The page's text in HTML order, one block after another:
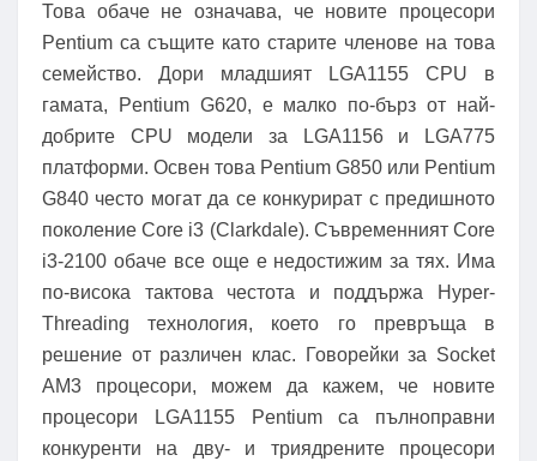
Това обаче не означава, че новите процесори
Pentium са същите като старите членове на това
семейство. Дори младшият LGA1155 CPU в
гамата, Pentium G620, е малко по-бърз от най-
добрите CPU модели за LGA1156 и LGA775
платформи. Освен това Pentium G850 или Pentium
G840 често могат да се конкурират с предишното
поколение Core i3 (Clarkdale). Съвременният Core
i3-2100 обаче все още е недостижим за тях. Има
по-висока тактова честота и поддържа Hyper-
Threading технология, което го превръща в
решение от различен клас. Говорейки за Socket
AM3 процесори, можем да кажем, че новите
процесори LGA1155 Pentium са пълноправни
конкуренти на дву- и триядрените процесори